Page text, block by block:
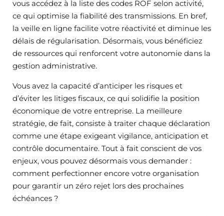
vous accédez à la liste des codes ROF selon activité,
ce qui optimise la fiabilité des transmissions. En bref,
la veille en ligne facilite votre réactivité et diminue les
délais de régularisation. Désormais, vous bénéficiez
de ressources qui renforcent votre autonomie dans la
gestion administrative.
Vous avez la capacité d’anticiper les risques et
d’éviter les litiges fiscaux, ce qui solidifie la position
économique de votre entreprise. La meilleure
stratégie, de fait, consiste à traiter chaque déclaration
comme une étape exigeant vigilance, anticipation et
contrôle documentaire. Tout à fait conscient de vos
enjeux, vous pouvez désormais vous demander :
comment perfectionner encore votre organisation
pour garantir un zéro rejet lors des prochaines
échéances ?